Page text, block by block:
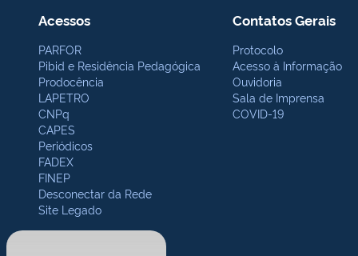
Acessos
PARFOR
Pibid e Residência Pedagógica
Prodocência
LAPETRO
CNPq
CAPES
Periódicos
FADEX
FINEP
Desconectar da Rede
Site Legado
Contatos Gerais
Protocolo
Acesso à Informação
Ouvidoria
Sala de Imprensa
COVID-19